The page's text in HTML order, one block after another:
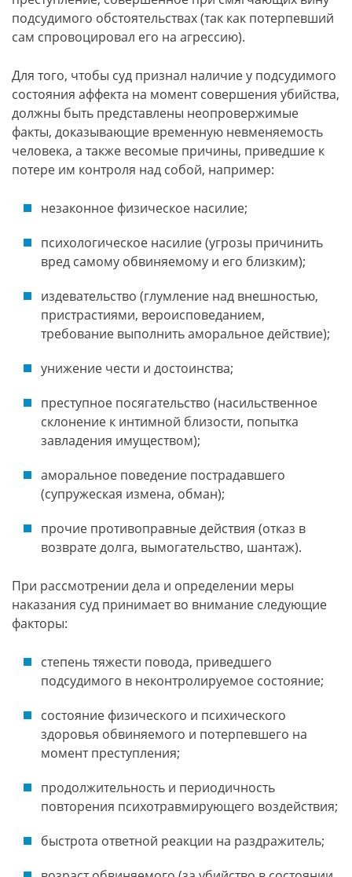
подсудимого обстоятельствах (так как потерпевший
сам спровоцировал его на агрессию).
Для того, чтобы суд признал наличие у подсудимого
состояния аффекта на момент совершения убийства,
должны быть представлены неопровержимые
факты, доказывающие временную невменяемость
человека, а также весомые причины, приведшие к
потере им контроля над собой, например:
незаконное физическое насилие;
психологическое насилие (угрозы причинить
вред самому обвиняемому и его близким);
издевательство (глумление над внешностью,
пристрастиями, вероисповеданием,
требование выполнить аморальное действие);
унижение чести и достоинства;
преступное посягательство (насильственное
склонение к интимной близости, попытка
завладения имуществом);
аморальное поведение пострадавшего
(супружеская измена, обман);
прочие противоправные действия (отказ в
возврате долга, вымогательство, шантаж).
При рассмотрении дела и определении меры
наказания суд принимает во внимание следующие
факторы:
степень тяжести повода, приведшего
подсудимого в неконтролируемое состояние;
состояние физического и психического
здоровья обвиняемого и потерпевшего на
момент преступления;
продолжительность и периодичность
повторения психотравмирующего воздействия;
быстрота ответной реакции на раздражитель;